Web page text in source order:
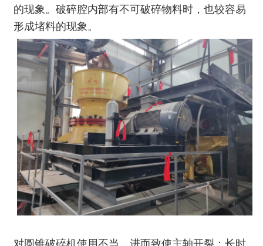
的现象。破碎腔内部有不可破碎物料时，也较容易
形成堵料的现象。